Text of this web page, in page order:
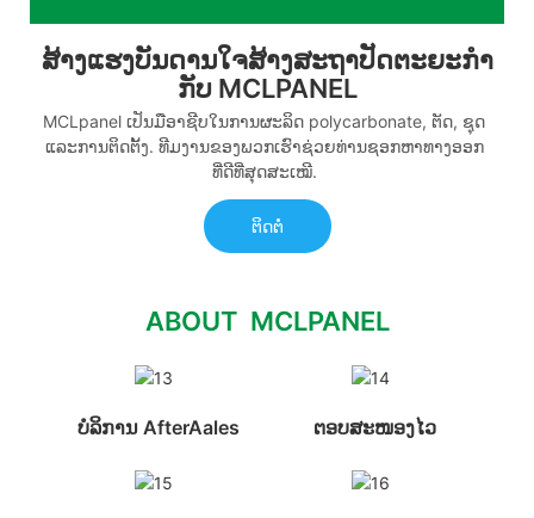
ສ້າງແຮງບັນດານໃຈສ້າງສະຖາປັດຕະຍະກຳ
ກັບ MCLPANEL
MCLpanel ເປັນມືອາຊີບໃນການຜະລິດ polycarbonate, ຕັດ, ຊຸດ
ແລະການຕິດຕັ້ງ. ທີມງານຂອງພວກເຮົາຊ່ວຍທ່ານຊອກຫາທາງອອກ
ທີ່ດີທີ່ສຸດສະເໝີ.
ຕິດຕໍ່
ABOUT MCLPANEL
ບໍລິການ AfterAales ຕອບສະໜອງໄວ